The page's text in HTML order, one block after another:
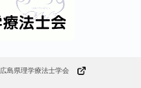
広島県理学療法士学会